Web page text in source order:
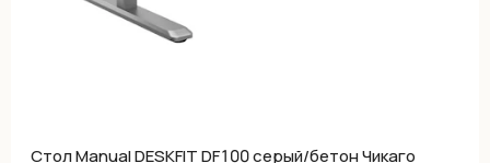
Cтол Manual DESKFIT DF100 серый/бетон Чикаго